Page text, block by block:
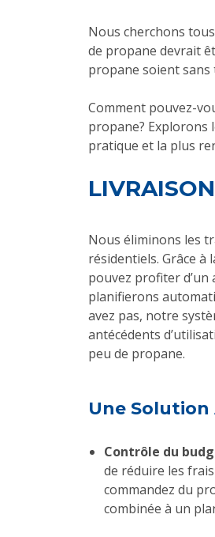
Nous cherchons
de propane devrait
propane soient sans
Comment pouvez-
propane? Explorons
pratique et la plus
Nous éliminons les
résidentiels. Grâce
pouvez profiter
planifierons
avez pas, notre
antécédents
peu de propane.
Une Solution
Contrôle du
de réduire les
commandez du
combinée à un